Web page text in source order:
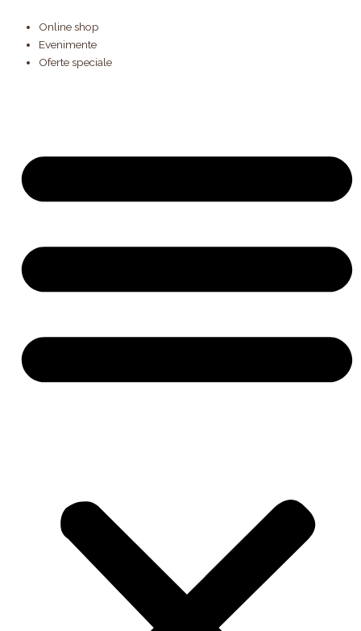
content
Online shop
Evenimente
Oferte speciale
search
Tort
cineastului